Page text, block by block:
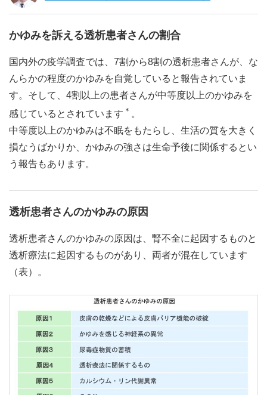
かゆみを訴える透析患者さんの割合
国内外の疫学調査では、7割から8割の透析患者さんが、な
んらかの程度のかゆみを自覚していると報告されていま
す。そして、4割以上の患者さんが中等度以上のかゆみを
感じているとされています ＊ 。
中等度以上のかゆみは不眠をもたらし、生活の質を大きく
損なうばかりか、かゆみの強さは生命予後に関係するとい
う報告もあります。
透析患者さんのかゆみの原因
透析患者さんのかゆみの原因は、腎不全に起因するものと
透析療法に起因するものがあり、両者が混在しています
（表）。